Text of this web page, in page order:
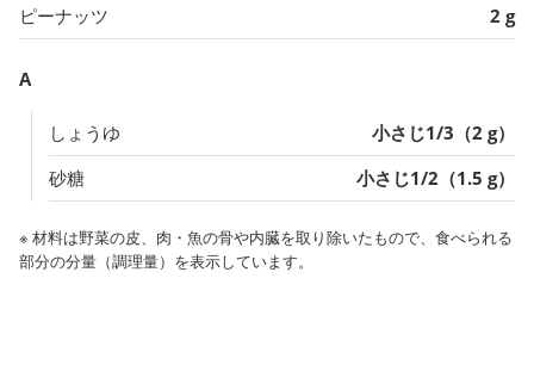
ピーナッツ 2 g
A
しょうゆ
小さじ1/3（2 g）
砂糖
小さじ1/2（1.5 g）
※ 材料は野菜の皮、肉・魚の骨や内臓を取り除いたもので、食べられる
部分の分量（調理量）を表示しています。